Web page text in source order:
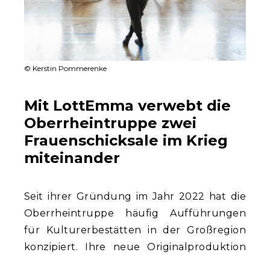
© Kerstin Pommerenke
Mit LottEmma verwebt die
Oberrheintruppe zwei
Frauenschicksale im Krieg
miteinander
Seit ihrer Gründung im Jahr 2022 hat die
Oberrheintruppe häufig Aufführungen
für Kulturerbestätten in der Großregion
konzipiert. Ihre neue Originalproduktion